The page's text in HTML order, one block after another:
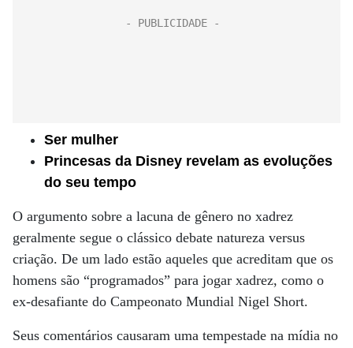
Ser mulher
Princesas da Disney revelam as evoluções
do seu tempo
O argumento sobre a lacuna de gênero no xadrez
geralmente segue o clássico debate natureza versus
criação. De um lado estão aqueles que acreditam que os
homens são “programados” para jogar xadrez, como o
ex-desafiante do Campeonato Mundial Nigel Short.
Seus comentários causaram uma tempestade na mídia no